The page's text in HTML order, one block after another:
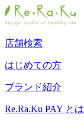
店舗検索
はじめての方
ブランド紹介
Re.Ra.Ku PAY とは